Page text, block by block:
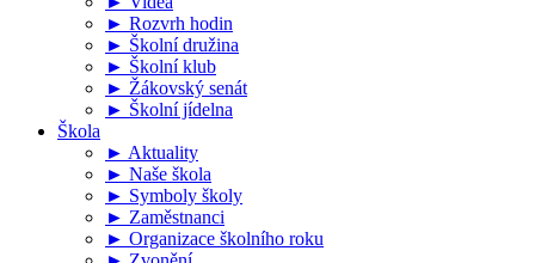
► Rozvrh hodin
► Školní družina
► Školní klub
► Žákovský senát
► Školní jídelna
Škola
► Aktuality
► Naše škola
► Symboly školy
► Zaměstnanci
► Organizace školního roku